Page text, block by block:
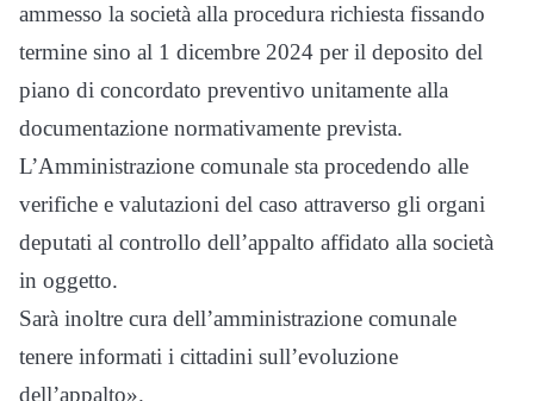
ammesso la società alla procedura richiesta fissando
termine sino al 1 dicembre 2024 per il deposito del
piano di concordato preventivo unitamente alla
documentazione normativamente prevista.
L’Amministrazione comunale sta procedendo alle
verifiche e valutazioni del caso attraverso gli organi
deputati al controllo dell’appalto affidato alla società
in oggetto.
Sarà inoltre cura dell’amministrazione comunale
tenere informati i cittadini sull’evoluzione
dell’appalto».